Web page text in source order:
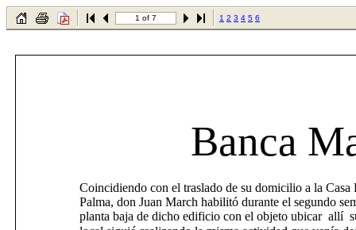
1 of 7 1 2 3 4 5 6
Banca
Coincidiendo con el traslado de su domicilio a la Casa
Palma, don Juan March habilitó durante el segundo
planta baja de dicho edificio con el objeto ubicar allí